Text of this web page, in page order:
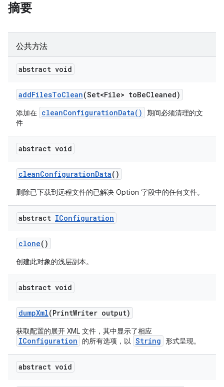
摘要
公共方法
abstract void
addFilesToClean(Set<File> toBeCleaned)
添加在 cleanConfigurationData()
期间必须清理的文
件
abstract void
cleanConfigurationData()
删除已下载到远程文件的已解决 Option 字段中的任何文件。
abstract IConfiguration
clone()
创建此对象的浅层副本。
abstract void
dumpXml(PrintWriter output)
获取配置的展开 XML 文件，其中显示了相应
IConfiguration 的所有选项，以 String 形式呈现。
abstract void